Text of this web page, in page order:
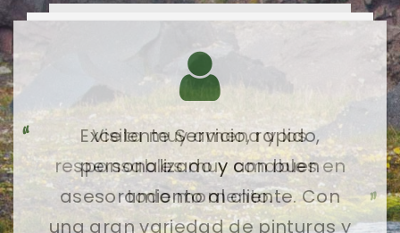
Visita muy amena y los
responsables muy amables en
todo momento.